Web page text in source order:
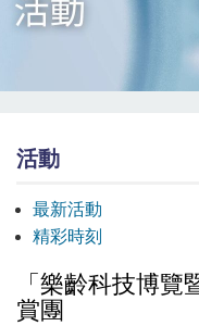
活動
最新活動
精彩時刻
「樂齡科技博
賞團